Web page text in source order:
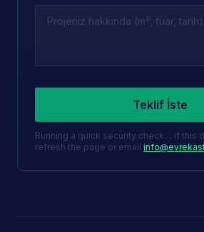
Teklif İste
Running a quick security check… if this
refresh the page or email